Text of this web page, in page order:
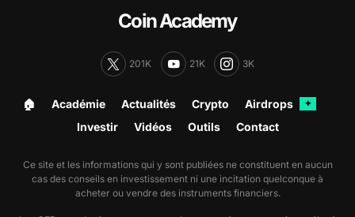
Coin Academy
201K 21K 3K
🏠︎ Académie Actualités Crypto Airdrops ✦
Investir Vidéos Outils Contact
Ce site et les informations qui y sont publiées ne constituent en aucun
cas des conseils en investissement ni une incitation quelconque à
acheter ou vendre des instruments financiers.